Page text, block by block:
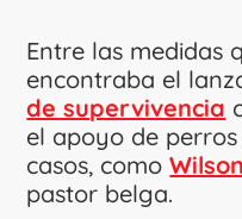
Entre las medidas
encontraba el
de supervivencia
el apoyo de
casos, como
pastor belga.